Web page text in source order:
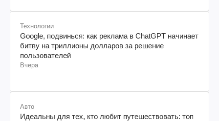
Технологии
Google, подвинься: как реклама в ChatGPT начинает
битву на триллионы долларов за решение
пользователей
Вчера
Авто
Идеальны для тех, кто любит путешествовать: топ